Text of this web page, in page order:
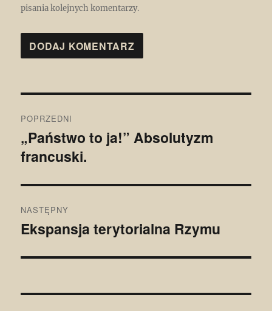
pisania kolejnych komentarzy.
wpisu
POPRZEDNI
Poprzedni
wpis:
„Państwo to ja!” Absolutyzm
francuski.
NASTĘPNY
Następny
Ekspansja terytorialna Rzymu